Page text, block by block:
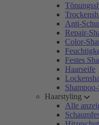
Anti-
Repair-
Color-
Festes
Haarseife
Shampoo-
Haarstyling
Alle